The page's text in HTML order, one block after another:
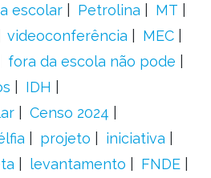
escolar Petrolina
MT
videoconferência
MEC
fora da escola não pode
IDH
Censo 2024
projeto
iniciativa
levantamento
FNDE